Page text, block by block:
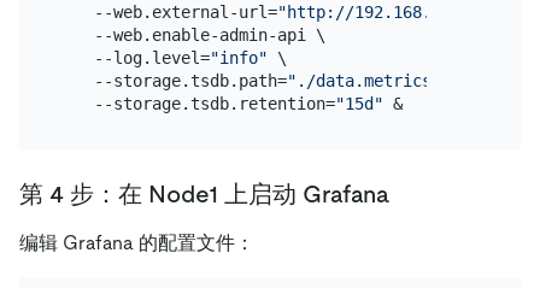
    --web.external-url=
"http://
    --web.enable-admin-api \
    --log.level=
"info" \
    --storage.tsdb.path=
"./data.metrics"
    --storage.tsdb.retention=
"15d" &
第 4 步：在 Node1 上启动 Grafana
编辑 Grafana 的配置文件：